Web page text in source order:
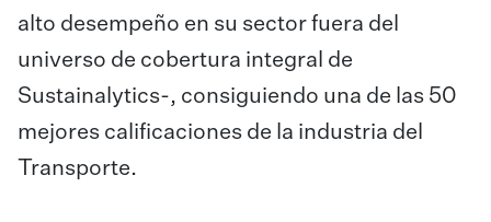
alto desempeño en su sector fuera del
universo de cobertura integral de
Sustainalytics-, consiguiendo una de las 50
mejores calificaciones de la industria del
Transporte.